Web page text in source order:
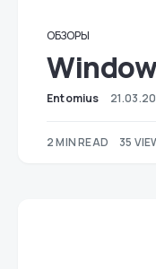
ОБЗОРЫ
Entomius
2 MIN READ 35